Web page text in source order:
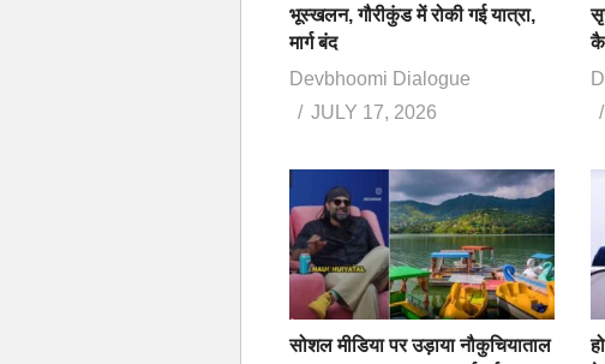
भूस्खलन, गौरीकुंड में रोकी गई यात्रा,
मार्ग बंद
Devbhoomi Dialogue
JULY 17, 2026
सोशल मीडिया पर उड़ाया नौकुचियाताल